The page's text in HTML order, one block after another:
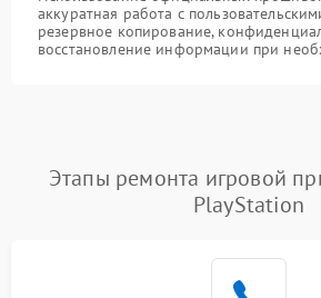
аккуратная работа с
резервное копирование,
восстановление информации при
Этапы ремонта игровой
PlayStation